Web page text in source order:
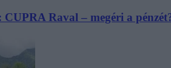
CUPRA Raval – megéri a